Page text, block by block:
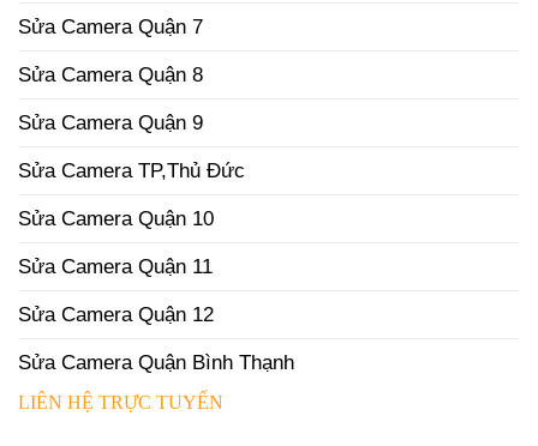
Sửa Camera Quận 7
Sửa Camera Quận 8
Sửa Camera Quận 9
Sửa Camera TP,Thủ Đức
Sửa Camera Quận 10
Sửa Camera Quận 11
Sửa Camera Quận 12
Sửa Camera Quận Bình Thạnh
LIÊN HỆ TRỰC TUYẾN